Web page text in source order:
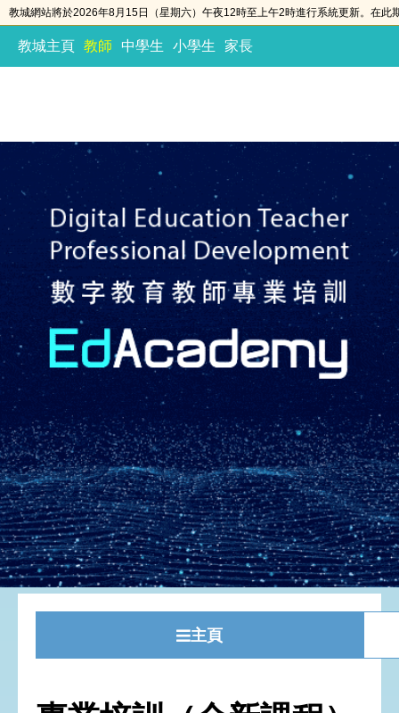
教城網站將於2026年8月15日（星期六）午夜12時至上午2時進行系統更新。在此
教城主頁 教師 中學生 小學生 家長
主頁